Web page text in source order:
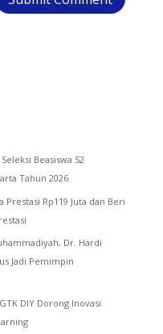
Beasiswa S2
Tahun 2026
Prestasi Rp119 Juta dan Beri
Dr. Hardi
Jadi Pemimpin
DIY Dorong Inovasi